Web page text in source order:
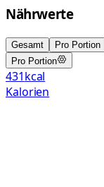
Nährwerte
Gesamt
Pro Portion
Pro Portion
431kcal
Kalorien